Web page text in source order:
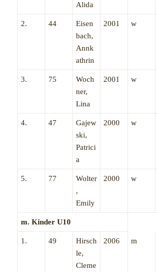
Alida
2. 44
Eisen
bach,
Annk
athrin
2001 w
3. 75
Woch
ner,
Lina
2001 w
4. 47
Gajew
ski,
Patrici
a
2000 w
5. 77
Wolter
,
Emily
2000 w
m. Kinder U10
1. 49
Hirsch
le,
Cleme
2006 m